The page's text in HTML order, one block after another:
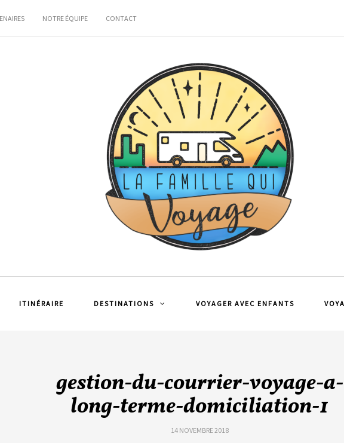
NOTRE ÉQUIPE CONTACT
ITINÉRAIRE DESTINATIONS VOYAGER AVEC ENFANTS
gestion-du-courrier-voyage-a-
long-terme-domiciliation-1
14 NOVEMBRE 2018